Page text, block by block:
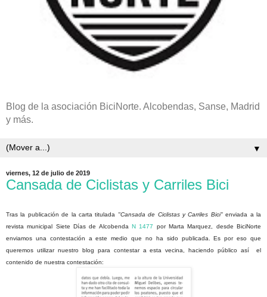
Blog de la asociación BiciNorte. Alcobendas, Sanse, Madrid
y más.
▼
viernes, 12 de julio de 2019
Cansada de Ciclistas y Carriles Bici
Tras la publicación de la carta titulada "Cansada de Ciclistas y Carriles Bici"enviada a la
revista municipal Siete Días de Alcobenda N 1477
por Marta Marquez, desde BiciNorte
enviamos una contestación a este medio que no ha sido publicada. Es por eso que
queremos utilizar nuestro blog para contestar a esta vecina, haciendo público así el
contenido de nuestra contestación: